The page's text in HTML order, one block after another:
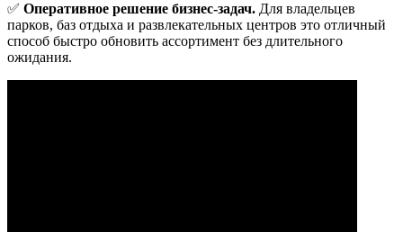
✅ Оперативное решение бизнес-задач. Для владельцев
парков, баз отдыха и развлекательных центров это отличный
способ быстро обновить ассортимент без длительного
ожидания.